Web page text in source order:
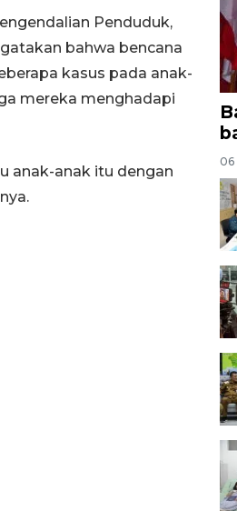
Penduduk,
bahwa bencana
kasus pada anak-
mereka menghadapi
anak-anak itu dengan
06